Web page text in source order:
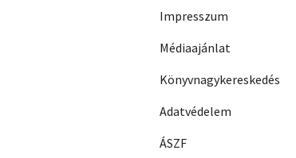
Impresszum
Médiaajánlat
Könyvnagykereskedés
Adatvédelem
ÁSZF